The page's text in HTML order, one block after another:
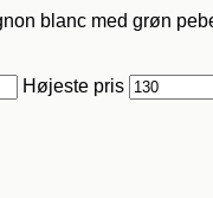
blanc med grøn
Højeste pris